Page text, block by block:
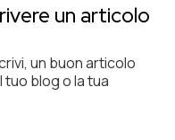
un articolo
un buon articolo
blog o la tua